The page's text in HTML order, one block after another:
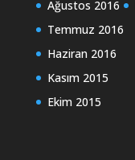
Ağustos 2016
Temmuz 2016
Haziran 2016
Kasım 2015
Ekim 2015